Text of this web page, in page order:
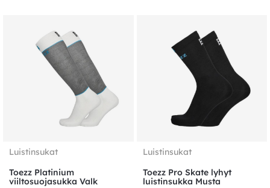
Luistinsukat
Toezz Platinium
viiltosuojasukka Valk
Luistinsukat
Toezz Pro Skate lyhyt
luistinsukka Musta